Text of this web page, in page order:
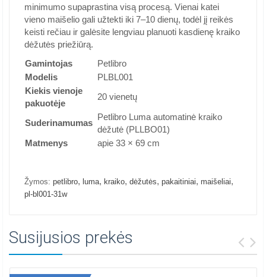
minimumo supaprastina visą procesą. Vienai katei
vieno maišelio gali užtekti iki 7–10 dienų, todėl jį reikės
keisti rečiau ir galėsite lengviau planuoti kasdienę kraiko
dėžutės priežiūrą.
Gamintojas
Petlibro
Modelis
PLBL001
Kiekis vienoje
pakuotėje
20 vienetų
Suderinamumas
Petlibro Luma automatinė kraiko
dėžutė (PLLBO01)
Matmenys
apie 33 × 69 cm
Žymos: petlibro, luma, kraiko, dėžutės, pakaitiniai, maišeliai,
pl-bl001-31w
Susijusios prekės